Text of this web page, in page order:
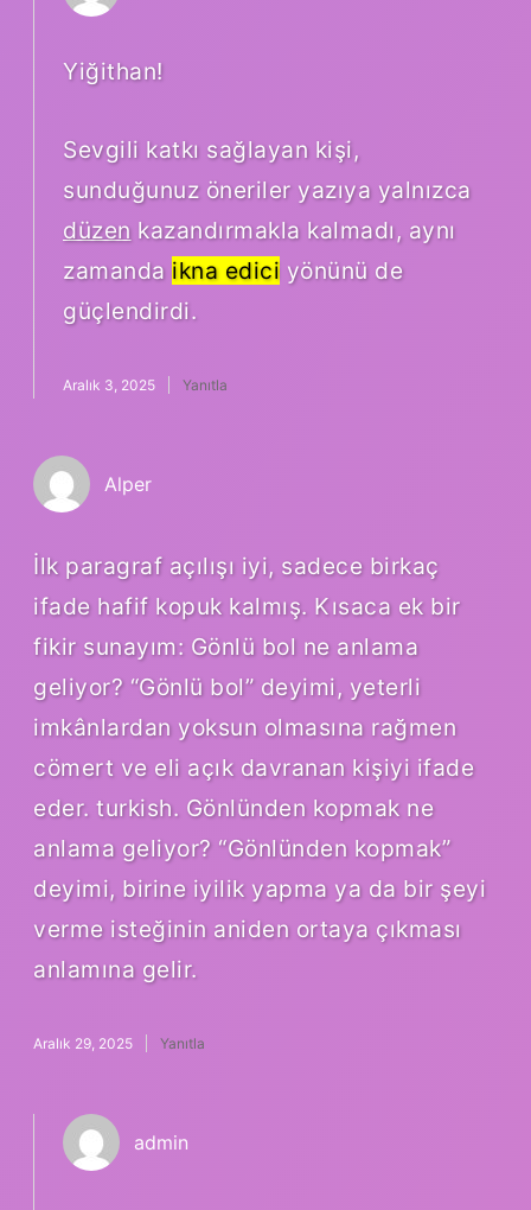
Yiğithan!
Sevgili katkı sağlayan kişi,
sunduğunuz öneriler yazıya yalnızca
düzen kazandırmakla kalmadı, aynı
zamanda ikna edici yönünü de
güçlendirdi.
Aralık 3, 2025 Yanıtla
Alper
İlk paragraf açılışı iyi, sadece birkaç
ifade hafif kopuk kalmış. Kısaca ek bir
fikir sunayım: Gönlü bol ne anlama
geliyor? “Gönlü bol” deyimi, yeterli
imkânlardan yoksun olmasına rağmen
cömert ve eli açık davranan kişiyi ifade
eder. turkish. Gönlünden kopmak ne
anlama geliyor? “Gönlünden kopmak”
deyimi, birine iyilik yapma ya da bir şeyi
verme isteğinin aniden ortaya çıkması
anlamına gelir.
Aralık 29, 2025 Yanıtla
admin